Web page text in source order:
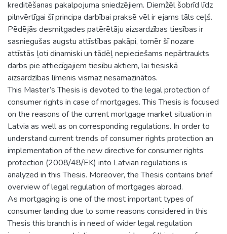
kreditēšanas pakalpojuma sniedzējiem. Diemžēl šobrīd līdz
pilnvērtīgai šī principa darbībai praksē vēl ir ejams tāls ceļš.
Pēdējās desmitgades patērētāju aizsardzības tiesības ir
sasniegušas augstu attīstības pakāpi, tomēr šī nozare
attīstās ļoti dinamiski un tādēļ nepieciešams nepārtraukts
darbs pie attiecīgajiem tiesību aktiem, lai tiesiskā
aizsardzības līmenis vismaz nesamazinātos.
This Master’s Thesis is devoted to the legal protection of
consumer rights in case of mortgages. This Thesis is focused
on the reasons of the current mortgage market situation in
Latvia as well as on corresponding regulations. In order to
understand current trends of consumer rights protection an
implementation of the new directive for consumer rights
protection (2008/48/EK) into Latvian regulations is
analyzed in this Thesis. Moreover, the Thesis contains brief
overview of legal regulation of mortgages abroad.
As mortgaging is one of the most important types of
consumer landing due to some reasons considered in this
Thesis this branch is in need of wider legal regulation